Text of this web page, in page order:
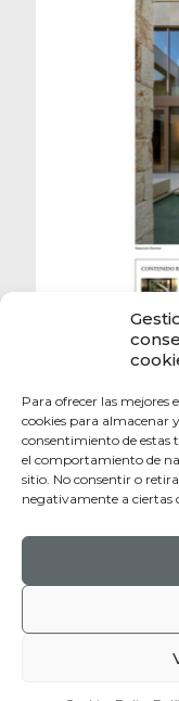
Para ofrecer las mejores
cookies para almacenar
consentimiento de estas
el comportamiento de
sitio. No consentir o
negativamente a ciertas
© 2017